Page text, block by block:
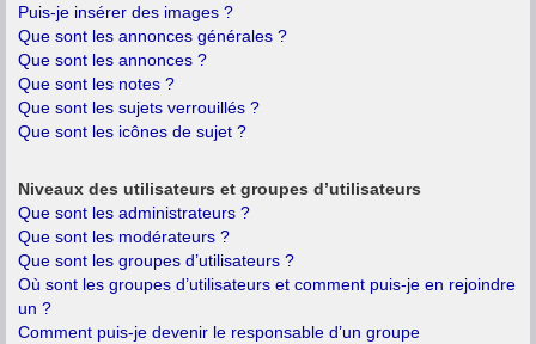
Puis-je insérer des images ?
Que sont les annonces générales ?
Que sont les annonces ?
Que sont les notes ?
Que sont les sujets verrouillés ?
Que sont les icônes de sujet ?
Niveaux des utilisateurs et groupes d’utilisateurs
Que sont les administrateurs ?
Que sont les modérateurs ?
Que sont les groupes d’utilisateurs ?
Où sont les groupes d’utilisateurs et comment puis-je en rejoindre
un ?
Comment puis-je devenir le responsable d’un groupe